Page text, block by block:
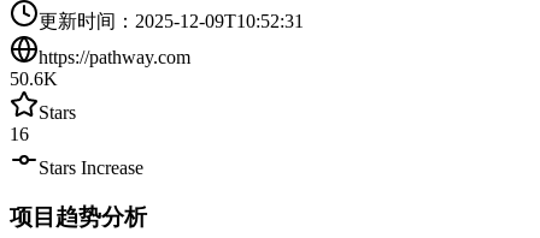
更新时间 ： 2025-12-09T10:52:31
https://pathway.com
50.6K
Stars
16
Stars Increase
项目趋势分析